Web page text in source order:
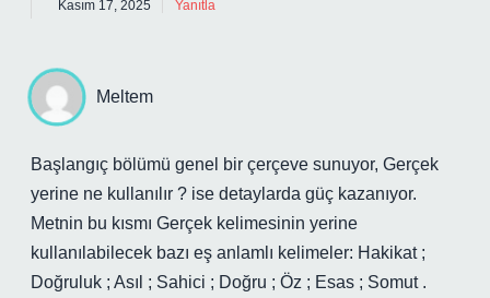
Kasım 17, 2025 Yanıtla
Meltem
Başlangıç bölümü genel bir çerçeve sunuyor, Gerçek
yerine ne kullanılır ? ise detaylarda güç kazanıyor.
Metnin bu kısmı Gerçek kelimesinin yerine
kullanılabilecek bazı eş anlamlı kelimeler: Hakikat ;
Doğruluk ; Asıl ; Sahici ; Doğru ; Öz ; Esas ; Somut .